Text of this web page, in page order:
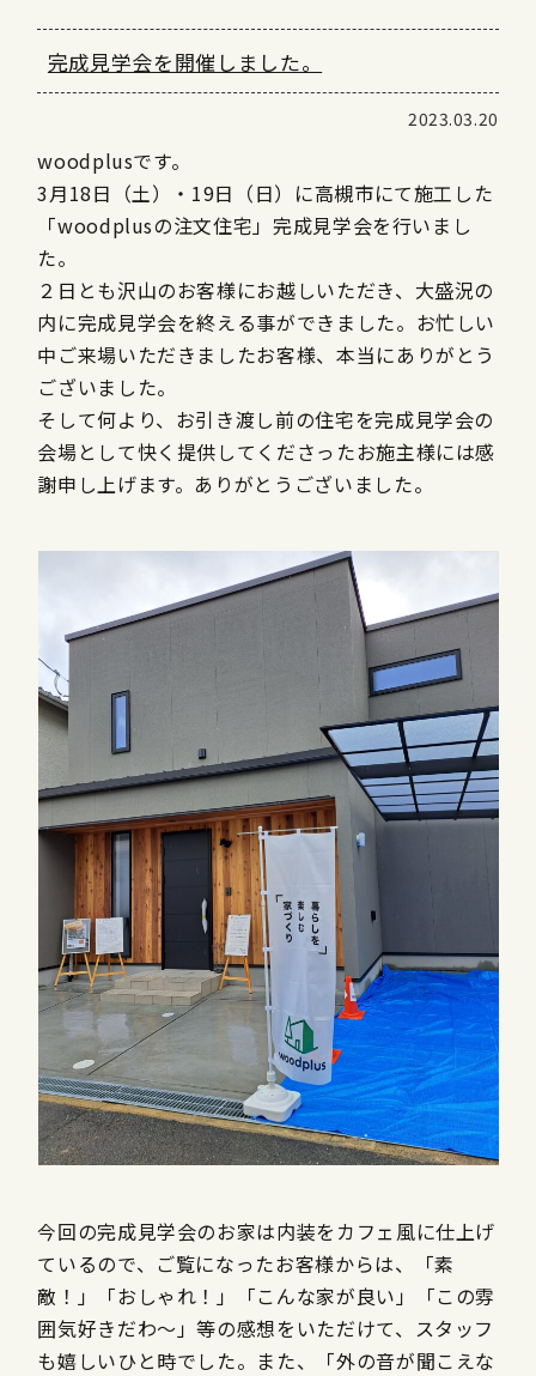
完成見学会を開催しました。
2023.03.20
woodplusです。
3月18日（土）・19日（日）に高槻市にて施工した
「woodplusの注文住宅」完成見学会を行いまし
た。
２日とも沢山のお客様にお越しいただき、大盛況の
内に完成見学会を終える事ができました。お忙しい
中ご来場いただきましたお客様、本当にありがとう
ございました。
そして何より、お引き渡し前の住宅を完成見学会の
会場として快く提供してくださったお施主様には感
謝申し上げます。ありがとうございました。
今回の完成見学会のお家は内装をカフェ風に仕上げ
ているので、ご覧になったお客様からは、「素
敵！」「おしゃれ！」「こんな家が良い」「この雰
囲気好きだわ～」等の感想をいただけて、スタッフ
も嬉しいひと時でした。また、「外の音が聞こえな